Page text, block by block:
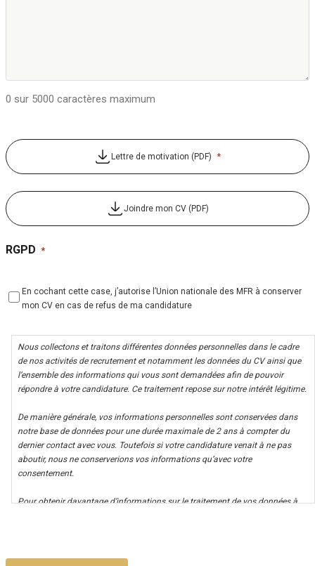
0 sur 5000 caractères maximum
Lettre de motivation (PDF) *
Joindre mon CV (PDF)
RGPD *
En cochant cette case, j’autorise l’Union nationale des MFR à conserver
mon CV en cas de refus de ma candidature
Nous collectons et traitons différentes données personnelles dans le cadre
de nos activités de recrutement et notamment les données du CV ainsi que
l’ensemble des informations qui vous sont demandées afin de pouvoir
répondre à votre candidature. Ce traitement repose sur notre intérêt légitime.
De manière générale, vos informations personnelles sont conservées dans
notre base de données pour une durée maximale de 2 ans à compter du
dernier contact avec vous. Toutefois si votre candidature venait à ne pas
aboutir, nous ne conserverions vos informations qu’avec votre
consentement.
Pour obtenir davantage d’informations sur le traitement de vos données à
Il vous est possible d’avoir un accès à vos données, ainsi que de les rectifier,